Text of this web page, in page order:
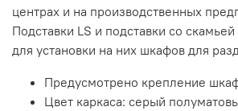
центрах и на производственных
Подставки LS и подставки со
для установки на них шкафов для
Предусмотрено крепление
Цвет каркаса: серый